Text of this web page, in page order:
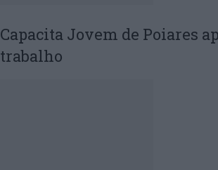
Capacita Jovem de Poiares
trabalho